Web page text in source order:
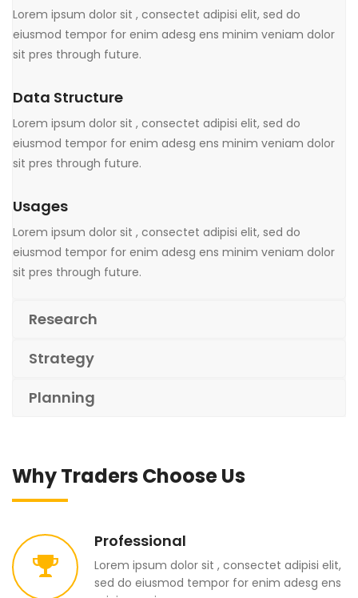
Lorem ipsum dolor sit , consectet adipisi elit, sed do
eiusmod tempor for enim adesg ens minim veniam dolor
sit pres through future.
Data Structure
Lorem ipsum dolor sit , consectet adipisi elit, sed do
eiusmod tempor for enim adesg ens minim veniam dolor
sit pres through future.
Usages
Lorem ipsum dolor sit , consectet adipisi elit, sed do
eiusmod tempor for enim adesg ens minim veniam dolor
sit pres through future.
Research
Strategy
Planning
Why Traders Choose Us
Professional
Lorem ipsum dolor sit , consectet adipisi elit,
sed do eiusmod tempor for enim adesg ens